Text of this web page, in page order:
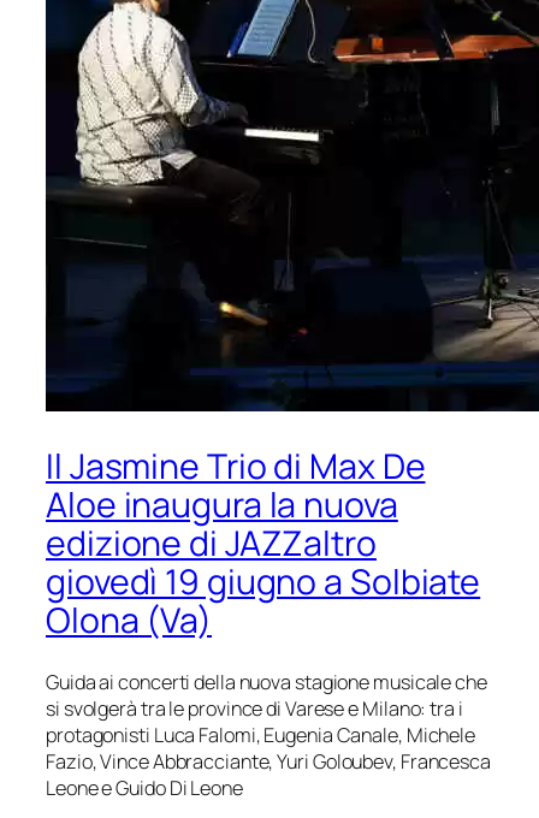
Il Jasmine Trio di Max De
Aloe inaugura la nuova
edizione di JAZZaltro
giovedì 19 giugno a Solbiate
Olona (Va)
Guida ai concerti della nuova stagione musicale che
si svolgerà tra le province di Varesee Milano: tra i
protagonisti Luca Falomi, Eugenia Canale, Michele
Fazio, Vince Abbracciante, YuriGoloubev, Francesca
Leone e Guido Di Leone